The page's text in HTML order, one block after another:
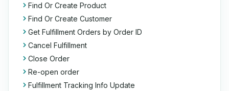
Find Or Create Product
Find Or Create Customer
Get Fulfillment Orders by Order ID
Cancel Fulfillment
Close Order
Re-open order
Fulfillment Tracking Info Update